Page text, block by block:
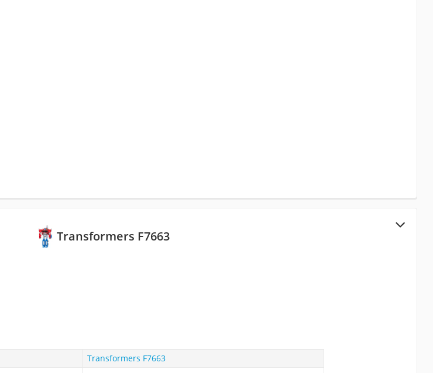
Transformers F7663
Transformers F7663